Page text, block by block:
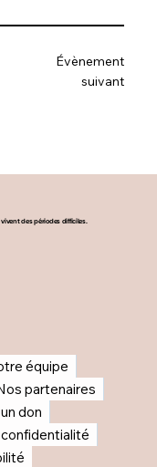
Évènement
suivant
équipe
partenaires
don
des périodes difficiles.